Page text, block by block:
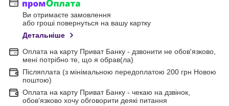
Ви отримаєте замовлення
або гроші повернуться на вашу картку
Детальніше
Оплата на карту Приват Банку - дзвонити не обов'язково,
мені потрібно те, що я обрав(ла)
Післяплата (з мінімальною передоплатою 200 грн Новою
поштою)
Оплата на карту Приват Банку - чекаю на дзвінок,
обов'язково хочу обговорити деякі питання